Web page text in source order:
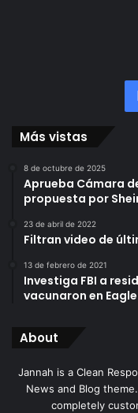
Más vistas
8 de octubre de 2025
Aprueba Cámara
propuesta por
23 de abril de 2022
Filtran video de
13 de febrero de 2021
Investiga FBI a
vacunaron en
About
Jannah is a Clean
News and Blog
completely